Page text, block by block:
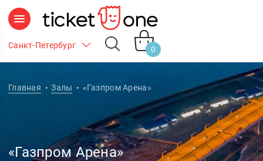
Санкт-Петербург 0
Главная Залы «Газпром Арена»
«Газпром Арена»